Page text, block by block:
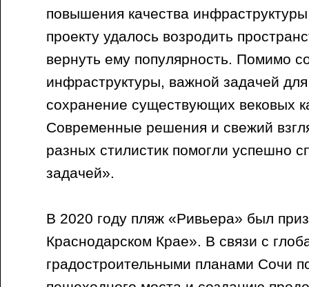
повышения качества
проекту удалось возродить
вернуть ему популярность. Помимо
инфраструктуры, важной задачей
сохранение существующих вековых
Современные решения и свежий
разных стилистик помогли успешно
задачей».
В 2020 году пляж «Ривьера» был
Краснодарском Крае». В связи с
градостроительными планами Сочи